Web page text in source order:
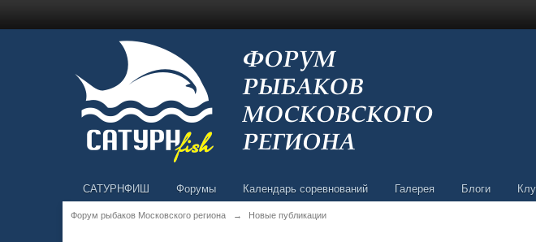
САТУРНФИШ Форумы Календарь соревнований Галерея Блоги
Форум рыбаков Московского региона → Новые публикации